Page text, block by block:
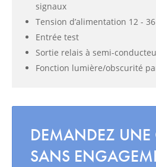
signaux
Tension d’alimentation 12 - 36
Entrée test
Sortie relais à semi-
Fonction lumière/obscurité
DEMANDEZ UNE
SANS